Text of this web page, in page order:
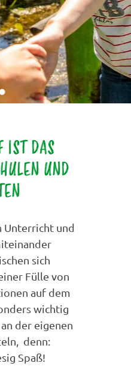
IST DAS
UND
Unterricht und
sich
Fülle von
auf dem
wichtig
der eigenen
denn:
Spaß!